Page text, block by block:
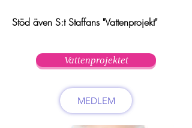
Stöd även S:t Staffans "Vattenprojekt"
Vattenprojektet
MEDLEM